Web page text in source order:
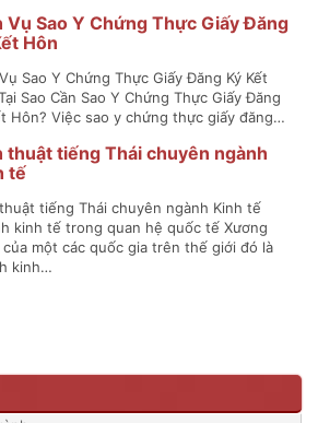
Vụ Sao Y Chứng Thực Giấy Đăng
Hôn
Sao Y Chứng Thực Giấy Đăng Ký Kết
Sao Cần Sao Y Chứng Thực Giấy Đăng
Hôn? Việc sao y chứng thực giấy đăng…
thuật tiếng Thái chuyên ngành
tế
tiếng Thái chuyên ngành Kinh tế
kinh tế trong quan hệ quốc tế Xương
một các quốc gia trên thế giới đó là
kinh…